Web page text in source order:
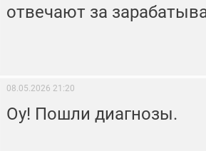
отвечают за
08.05.2026 21:20
Оу! Пошли диагнозы.